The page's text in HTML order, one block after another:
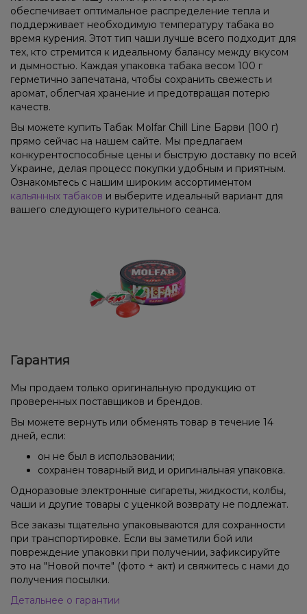
обеспечивает оптимальное распределение тепла и
поддерживает необходимую температуру табака во
время курения. Этот тип чаши лучше всего подходит для
тех, кто стремится к идеальному балансу между вкусом
и дымностью. Каждая упаковка табака весом 100 г
герметично запечатана, чтобы сохранить свежесть и
аромат, облегчая хранение и предотвращая потерю
качеств.
Вы можете купить Табак Molfar Chill Line Барви (100 г)
прямо сейчас на нашем сайте. Мы предлагаем
конкурентоспособные цены и быструю доставку по всей
Украине, делая процесс покупки удобным и приятным.
Ознакомьтесь с нашим широким ассортиментом
кальянных табаков и выберите идеальный вариант для
вашего следующего курительного сеанса.
Гарантия
Мы продаем только оригинальную продукцию от
проверенных поставщиков и брендов.
Вы можете вернуть или обменять товар в течение 14
дней, если:
он не был в использовании;
сохранен товарный вид и оригинальная упаковка.
Одноразовые электронные сигареты, жидкости, колбы,
чаши и другие товары с уценкой возврату не подлежат.
Все заказы тщательно упаковываются для сохранности
при транспортировке. Если вы заметили бой или
повреждение упаковки при получении, зафиксируйте
это на "Новой почте" (фото + акт) и свяжитесь с нами до
получения посылки.
Детальнее о гарантии